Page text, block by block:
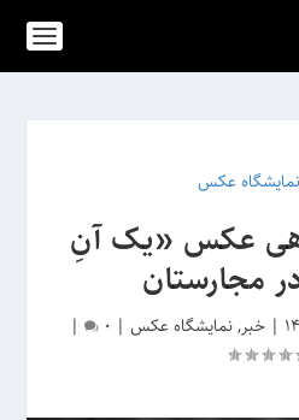
نمایشگاه عکس
عکس «یک آنِ
مجارستان
|خبر,نمایشگاه عکس |
0
|